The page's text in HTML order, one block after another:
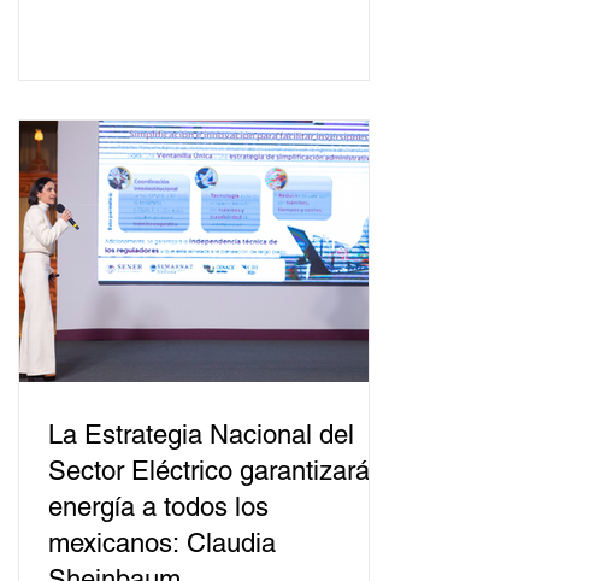
La Estrategia Nacional del
Sector Eléctrico garantizará
energía a todos los
mexicanos: Claudia